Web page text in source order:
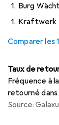
1. Burg
1. Kraftwerk
Comparer les
Taux de
Fréquence à
retourné dans
Source: